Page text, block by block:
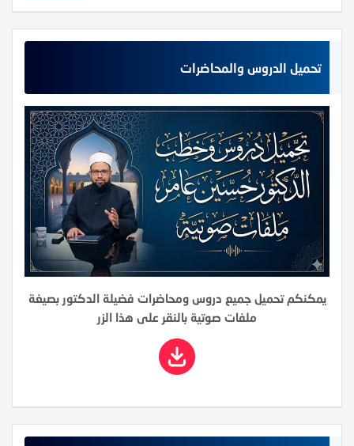
تحميل الدروس والمحاضرات
يمكنكم تحميل جميع دروس ومحاضرات فضيلة الدكتور بصيغة
ملفات صوتية بالنقر على هذا الزر